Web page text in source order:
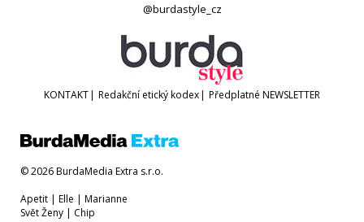
@burdastyle_cz
KONTAKT| Redakční etický kodex| Předplatné NEWSLETTER
© 2026 BurdaMedia Extra s.r.o.
Apetit
Elle
Marianne
Svět Ženy
Chip